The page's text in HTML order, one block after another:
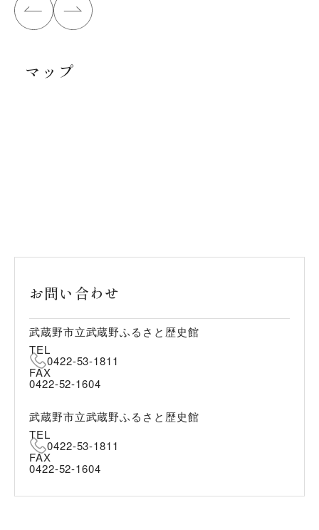
マップ
お問い合わせ
武蔵野市立武蔵野ふるさと歴史館
TEL
0422-53-1811
FAX
0422-52-1604
武蔵野市立武蔵野ふるさと歴史館
TEL
0422-53-1811
FAX
0422-52-1604